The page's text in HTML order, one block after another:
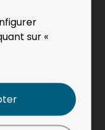
tâches
la sécurité.
de
sur «